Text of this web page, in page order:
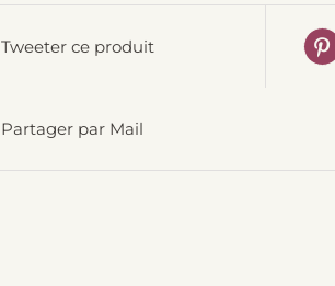
Tweeter ce produit
Partager par Mail